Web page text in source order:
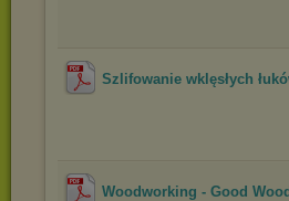
Szlifowanie wklęsłych
Woodworking - Good